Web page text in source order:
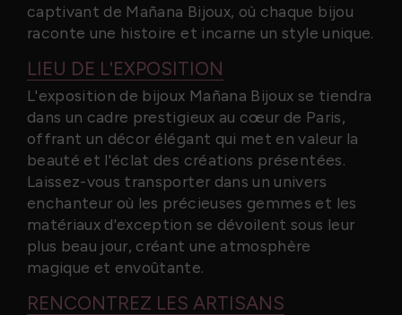
captivant de Mañana Bijoux, où chaque bijou
raconte une histoire et incarne un style unique.
LIEU DE L'EXPOSITION
L'exposition de bijoux Mañana Bijoux se tiendra
dans un cadre prestigieux au cœur de Paris,
offrant un décor élégant qui met en valeur la
beauté et l'éclat des créations présentées.
Laissez-vous transporter dans un univers
enchanteur où les précieuses gemmes et les
matériaux d'exception se dévoilent sous leur
plus beau jour, créant une atmosphère
magique et envoûtante.
RENCONTREZ LES ARTISANS